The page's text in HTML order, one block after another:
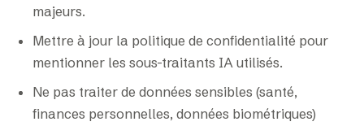
majeurs.
Mettre à jour la politique de confidentialité pour
mentionner les sous-traitants IA utilisés.
Ne pas traiter de données sensibles (santé,
finances personnelles, données biométriques)